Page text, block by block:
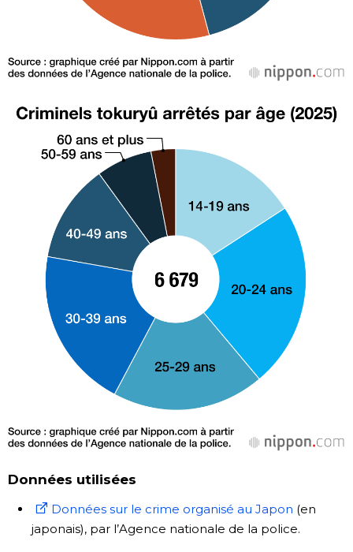
Données utilisées
Données sur le crime organisé au Japon (en
japonais), par l’Agence nationale de la police.